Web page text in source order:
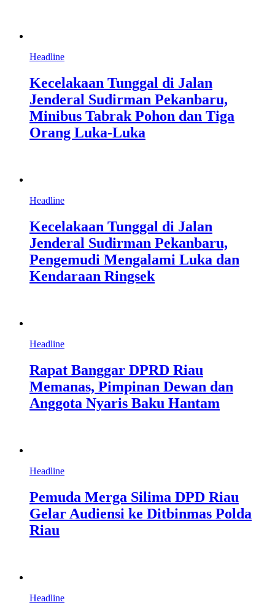
Headline
Kecelakaan Tunggal di Jalan
Jenderal Sudirman Pekanbaru,
Minibus Tabrak Pohon dan Tiga
Orang Luka-Luka
Headline
Kecelakaan Tunggal di Jalan
Jenderal Sudirman Pekanbaru,
Pengemudi Mengalami Luka dan
Kendaraan Ringsek
Headline
Rapat Banggar DPRD Riau
Memanas, Pimpinan Dewan dan
Anggota Nyaris Baku Hantam
Headline
Pemuda Merga Silima DPD Riau
Gelar Audiensi ke Ditbinmas Polda
Riau
Headline